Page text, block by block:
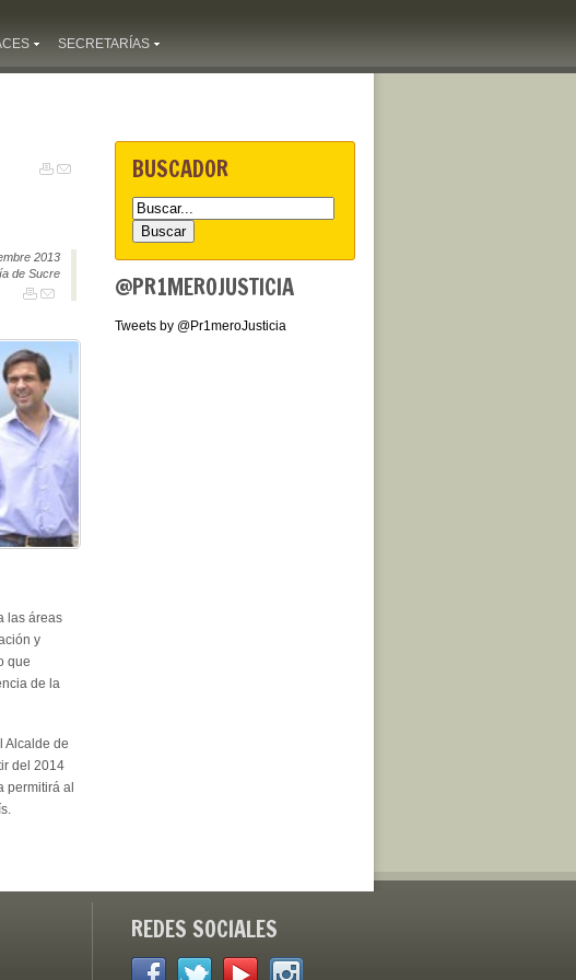
SECRETARÍAS
2013
de Sucre
las áreas
y
que
de la
Alcalde de
del 2014
permitirá al
BUSCADOR
@PR1MEROJUSTICIA
Tweets by @Pr1meroJusticia
REDES SOCIALES